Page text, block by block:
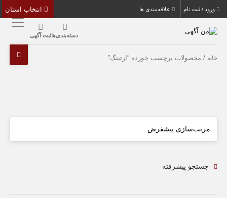
ورود / ثبت نام علاقه‌مندی ها
دسته‌بندی‌هاثبت آگهی
خانه / محصولات برچسب خورده “ارتینگ”
جستجو پیشرفته